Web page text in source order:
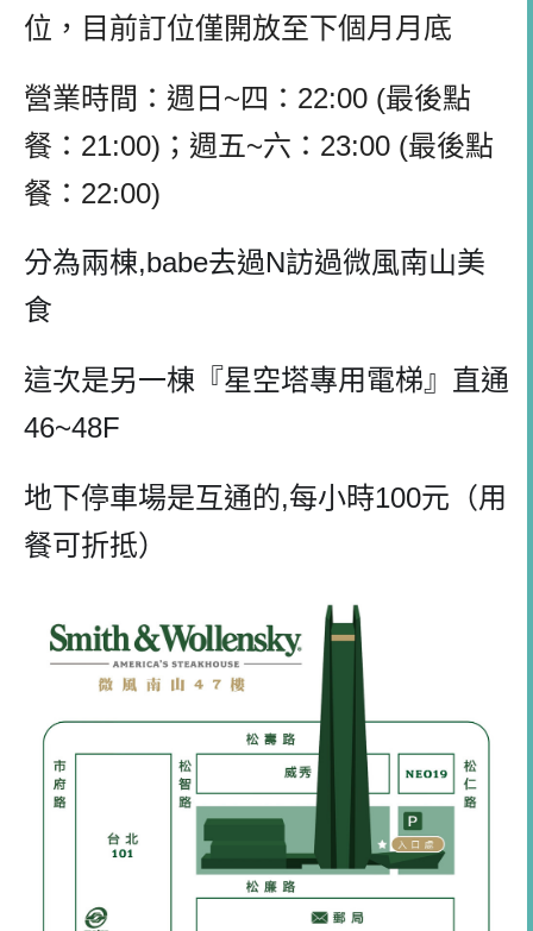
位，目前訂位僅開放至下個月月底
營業時間：週日~四：22:00 (最後點
餐：21:00)；週五~六：23:00 (最後點
餐：22:00)
分為兩棟,babe去過N訪過微風南山美
食
這次是另一棟『星空塔專用電梯』直通
46~48F
地下停車場是互通的,每小時100元（用
餐可折抵）